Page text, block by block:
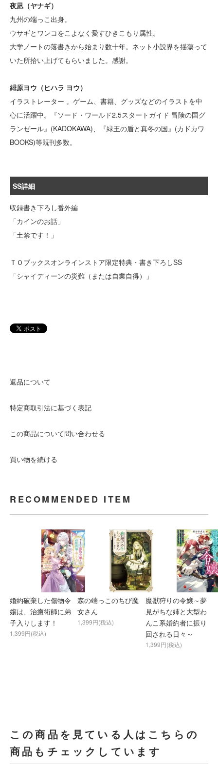
夜凪（ヤナギ）
九州の端っこ出身。
ウサギとワンコをこよなく愛すひきこもり属性。
大学ノートの落書きから始まり数十年。ネット小説界を揺蕩って
いた所拾い上げてもらいました。感謝。
緋原ヨウ（ヒハラ ヨウ）
イラストレーター 。ゲーム、書籍、グッズなどのイラストを中
心に活躍中。『ソード・ワールド2.5スタートガイド 冒険の国グ
ランゼール』(KADOKAWA)、『緑王の盾と真冬の国』(カドカワ
BOOKS)等既刊多数。
SS詳細
収録書き下ろし番外編
「カインのお話」
「土禁です！」
ＴＯブックスオンラインストア限定特典・書き下ろしSS
「シャイディーンの災難（または自業自得）」
返品について
特定商取引法に基づく表記
この商品について問い合わせる
買い物を続ける
RECOMMENDED ITEM
婚約破棄した傷物令
嬢は、治癒術師に弟
子入りします！
1,399円(税込)
森の端っこのちび魔
女さん
1,399円(税込)
魔獣狩りの令嬢～夢
見がちな姉と大型わ
んこ系婚約者に振り
回される日々～
1,399円(税込)
この商品を見ている人はこちらの
商品もチェックしています